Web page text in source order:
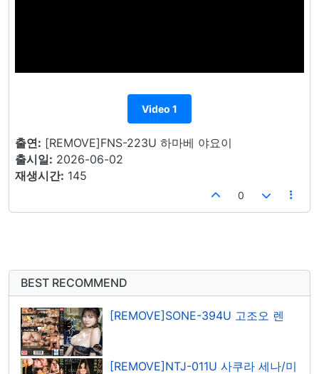
Video 1
출연: [REMOVE]FNS-223U 하마베 야요이
출시일: 2026-06-02
재생시간: 145
0
BEST RECOMMEND
[REMOVE]SONE-394U 고조오 렌
[REMOVE]NTJ-011U 사쿠라 세나/미